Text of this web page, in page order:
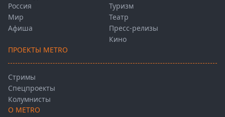
Россия
Мир
Афиша
Туризм
Театр
Пресс-релизы
Кино
ПРОЕКТЫ METRO
Стримы
Спецпроекты
Колумнисты
О METRO